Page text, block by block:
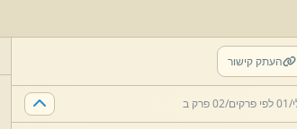
העתק קישור
01 לפי פרקים/ 02 פרק ב